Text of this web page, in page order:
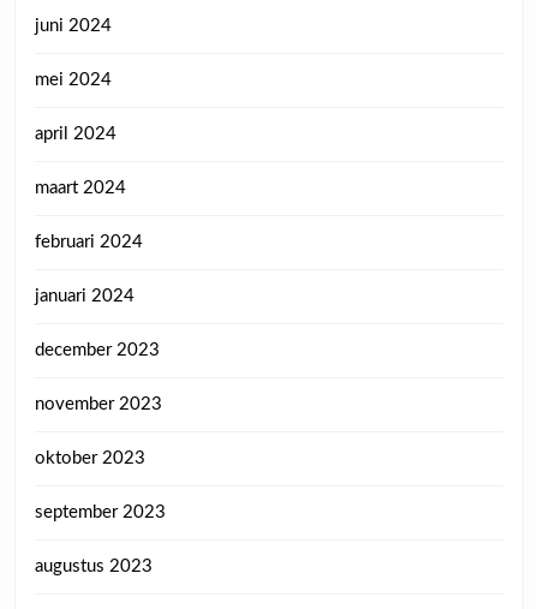
juni 2024
mei 2024
april 2024
maart 2024
februari 2024
januari 2024
december 2023
november 2023
oktober 2023
september 2023
augustus 2023